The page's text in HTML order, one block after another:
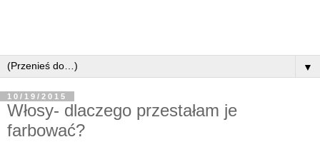
▼
10/19/2015
Włosy- dlaczego przestałam je
farbować?